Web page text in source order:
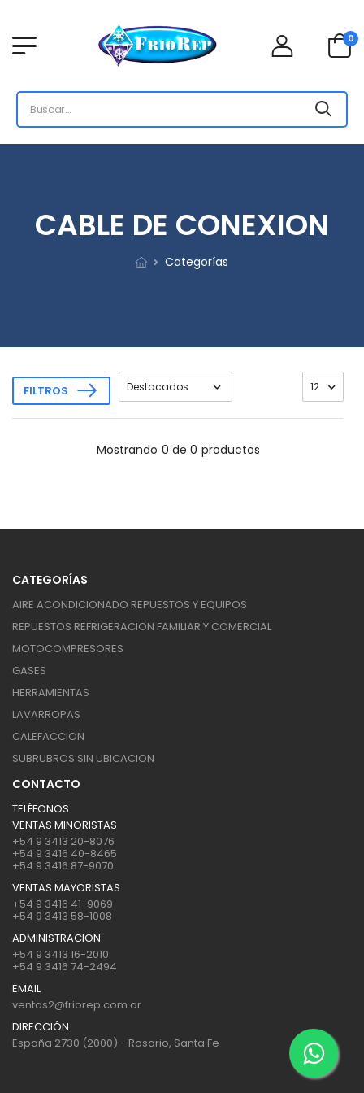
0
CABLE DE CONEXION
Categorías
FILTROS
Mostrando 0 de 0 productos
CATEGORÍAS
AIRE ACONDICIONADO REPUESTOS Y EQUIPOS
REPUESTOS REFRIGERACION FAMILIAR Y COMERCIAL
MOTOCOMPRESORES
GASES
HERRAMIENTAS
LAVARROPAS
CALEFACCION
SUBRUBROS SIN UBICACION
CONTACTO
TELÉFONOS
VENTAS MINORISTAS
+54 9 3413 20-8076
+54 9 3416 40-8465
+54 9 3416 87-9070
VENTAS MAYORISTAS
+54 9 3416 41-9069
+54 9 3413 58-1008
ADMINISTRACION
+54 9 3413 16-2010
+54 9 3416 74-2494
EMAIL
ventas2@friorep.com.ar
DIRECCIÓN
España 2730 (2000) - Rosario, Santa Fe